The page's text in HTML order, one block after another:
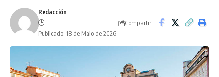
Redacción
Publicado: 18 de Maio de 2026
Compartir